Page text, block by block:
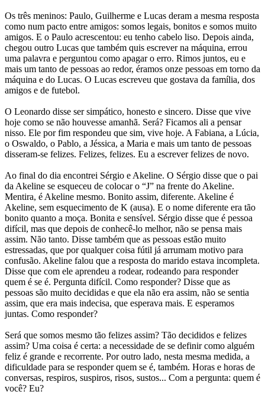
Os três meninos: Paulo, Guilherme e Lucas deram a mesma resposta
como num pacto entre amigos: somos legais, bonitos e somos muito
amigos. E o Paulo acrescentou: eu tenho cabelo liso. Depois ainda,
chegou outro Lucas que também quis escrever na máquina, errou
uma palavra e perguntou como apagar o erro. Rimos juntos, eu e
mais um tanto de pessoas ao redor, éramos onze pessoas em torno da
máquina e do Lucas. O Lucas escreveu que gostava da família, dos
amigos e de futebol.
O Leonardo disse ser simpático, honesto e sincero. Disse que vive
hoje como se não houvesse amanhã. Será? Ficamos ali a pensar
nisso. Ele por fim respondeu que sim, vive hoje. A Fabiana, a Lúcia,
o Oswaldo, o Pablo, a Jéssica, a Maria e mais um tanto de pessoas
disseram-se felizes. Felizes, felizes. Eu a escrever felizes de novo.
Ao final do dia encontrei Sérgio e Akeline. O Sérgio disse que o pai
da Akeline se esqueceu de colocar o “J” na frente do Akeline.
Mentira, é Akeline mesmo. Bonito assim, diferente. Akeline é
Akeline, sem esquecimento de K (ausa). E o nome diferente era tão
bonito quanto a moça. Bonita e sensível. Sérgio disse que é pessoa
difícil, mas que depois de conhecê-lo melhor, não se pensa mais
assim. Não tanto. Disse também que as pessoas estão muito
estressadas, que por qualquer coisa fútil já arrumam motivo para
confusão. Akeline falou que a resposta do marido estava incompleta.
Disse que com ele aprendeu a rodear, rodeando para responder
quem é se é. Pergunta difícil. Como responder? Disse que as
pessoas são muito decididas e que ela não era assim, não se sentia
assim, que era mais indecisa, que esperava mais. E esperamos
juntas. Como responder?
Será que somos mesmo tão felizes assim? Tão decididos e felizes
assim? Uma coisa é certa: a necessidade de se definir como alguém
feliz é grande e recorrente. Por outro lado, nesta mesma medida, a
dificuldade para se responder quem se é, também. Horas e horas de
conversas, respiros, suspiros, risos, sustos... Com a pergunta: quem é
você? Eu?